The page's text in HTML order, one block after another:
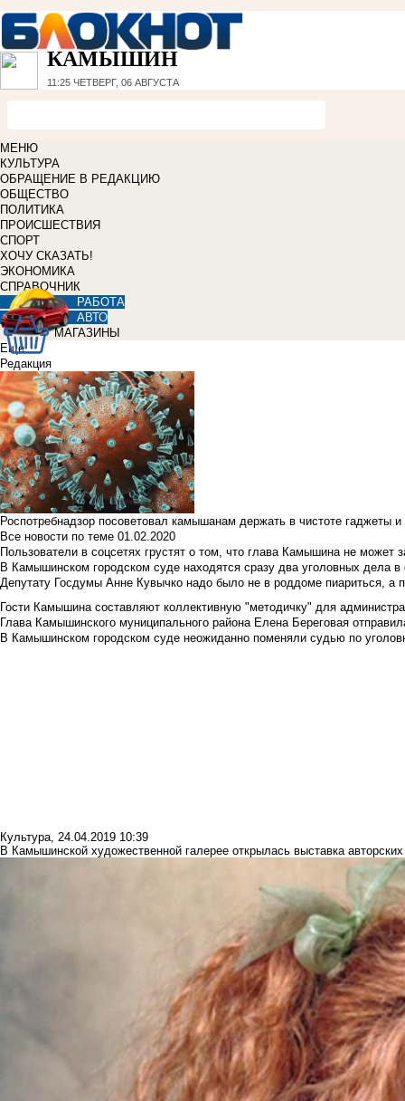
КАМЫШИН
11:25 ЧЕТВЕРГ, 06 АВГУСТА
МЕНЮ
КУЛЬТУРА
ОБРАЩЕНИЕ В РЕДАКЦИЮ
ОБЩЕСТВО
ПОЛИТИКА
ПРОИСШЕСТВИЯ
СПОРТ
ХОЧУ СКАЗАТЬ!
ЭКОНОМИКА
СПРАВОЧНИК
РАБОТА
АВТО
МАГАЗИНЫ
Еще
Редакция
Роспотребнадзор посоветовал камышанам держать в чистоте гаджеты
Все новости по теме 01.02.2020
Пользователи в соцсетях грустят о том, что глава Камышина не может
В Камышинском городском суде находятся сразу два уголовных дела
Депутату Госдумы Анне Кувычко надо было не в роддоме пиариться, а
Гости Камышина составляют коллективную "методичку" для
Глава Камышинского муниципального района Елена Береговая
В Камышинском городском суде неожиданно поменяли судью по
Культура, 24.04.2019 10:39
В Камышинской художественной галерее открылась выставка авторских